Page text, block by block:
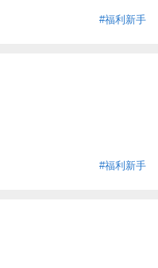
#福利新手
#福利新手